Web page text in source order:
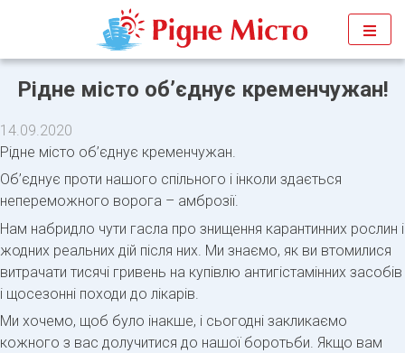
Рідне місто об’єднує кременчужан!
14.09.2020
Рідне місто об’єднує кременчужан.
Об’єднує проти нашого спільного і інколи здається
непереможного ворога – амброзії.
Нам набридло чути гасла про знищення карантинних рослин і
жодних реальних дій після них. Ми знаємо, як ви втомилися
витрачати тисячі гривень на купівлю антигістамінних засобів
і щосезонні походи до лікарів.
Ми хочемо, щоб було інакше, і сьогодні закликаємо
кожного з вас долучитися до нашої боротьби. Якщо вам